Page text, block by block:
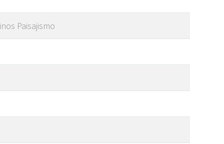
Paisajismo